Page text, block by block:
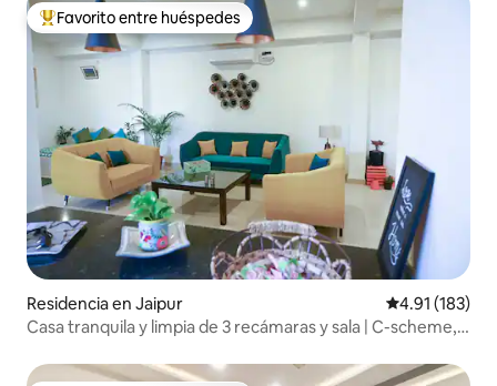
De los mejores en Favorito entre huéspedes
Favorito entre huéspedes
Residencia en Jaipur Calificación
4.91 (183)
Casa tranquila y limpia de 3 recámaras y sala | C-scheme,